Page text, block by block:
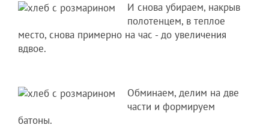
И снова убираем, накрыв
полотенцем, в теплое
место, снова примерно на час - до увеличения
вдвое.
Обминаем, делим на две
части и формируем
батоны.